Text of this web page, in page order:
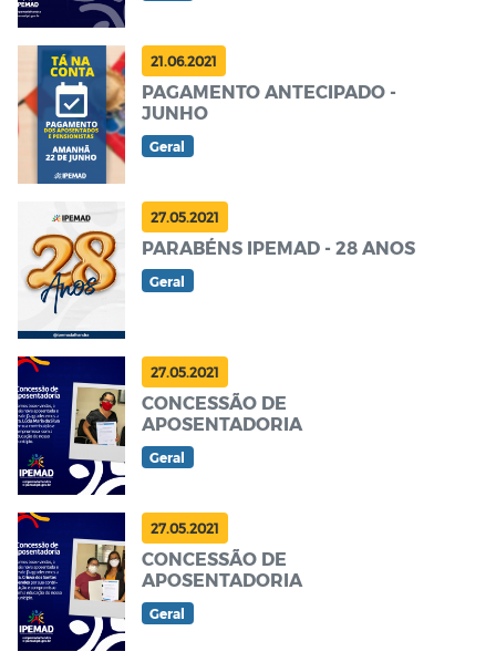
21.06.2021
PAGAMENTO ANTECIPADO -
JUNHO
Geral
27.05.2021
PARABÉNS IPEMAD - 28 ANOS
Geral
27.05.2021
CONCESSÃO DE
APOSENTADORIA
Geral
27.05.2021
CONCESSÃO DE
APOSENTADORIA
Geral